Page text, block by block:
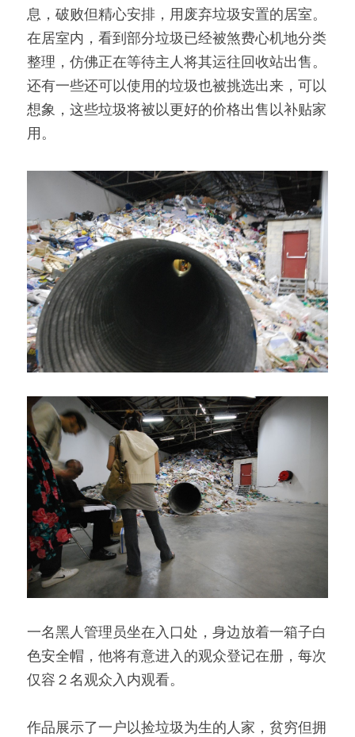
息，破败但精心安排，用废弃垃圾安置的居室。
在居室内，看到部分垃圾已经被煞费心机地分类
整理，仿佛正在等待主人将其运往回收站出售。
还有一些还可以使用的垃圾也被挑选出来，可以
想象，这些垃圾将被以更好的价格出售以补贴家
用。
一名黑人管理员坐在入口处，身边放着一箱子白
色安全帽，他将有意进入的观众登记在册，每次
仅容２名观众入内观看。
作品展示了一户以捡垃圾为生的人家，贫穷但拥